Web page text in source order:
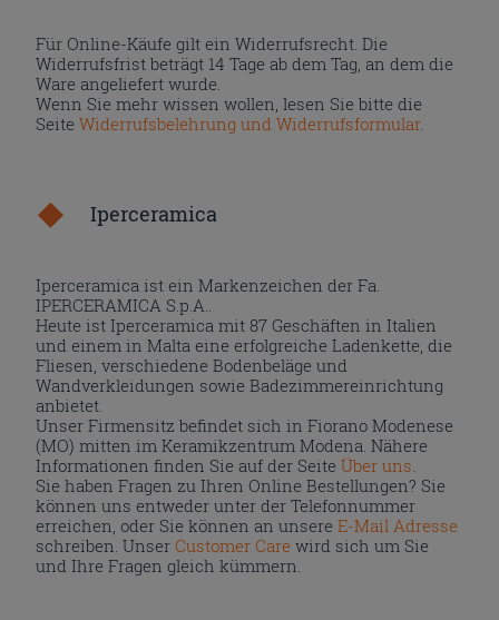
Für Online-Käufe gilt ein Widerrufsrecht. Die
Widerrufsfrist beträgt 14 Tage ab dem Tag, an dem die
Ware angeliefert wurde.
Wenn Sie mehr wissen wollen, lesen Sie bitte die
SeiteWiderrufsbelehrung und Widerrufsformular.
Iperceramica
Iperceramica ist ein Markenzeichen der Fa.
IPERCERAMICA S.p.A..
Heute ist Iperceramica mit 87 Geschäften in Italien
und einem in Malta eine erfolgreiche Ladenkette, die
Fliesen, verschiedene Bodenbeläge und
Wandverkleidungen sowie Badezimmereinrichtung
anbietet.
Unser Firmensitz befindet sich in Fiorano Modenese
(MO) mitten im Keramikzentrum Modena. Nähere
Informationen finden Sie auf der Seite Über uns
Sie haben Fragen zu Ihren Online Bestellungen? Sie
können uns entweder unter der Telefonnummer
erreichen, oder Sie können an unsereE-Mail Adresse
schreiben. UnserCustomer Care wird sich um Sie
und Ihre Fragen gleich kümmern.